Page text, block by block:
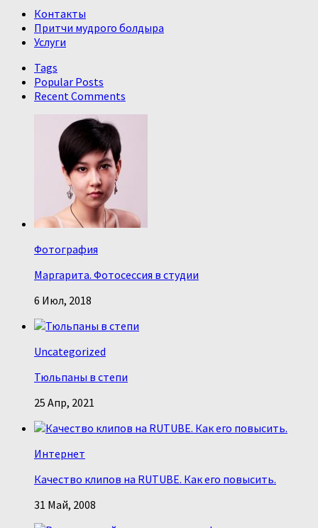
Контакты
Притчи мудрого болдыра
Услуги
Tags
Popular Posts
Recent Comments
Фотография
Маргарита. Фотосессия в студии
6 Июл, 2018
Uncategorized
Тюльпаны в степи
25 Апр, 2021
Интернет
Качество клипов на RUTUBE. Как его повысить.
31 Май, 2008